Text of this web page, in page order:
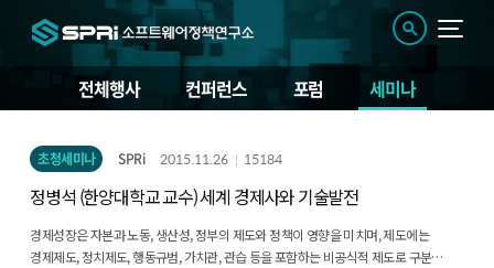
전체행사 컨퍼런스 포럼 세미나
초청세미나 SPRi 2015.11.26 15184
정병석 (한양대학교 교수) 세계 경제사와 기술발전
경제성장은 자본과 노동, 생산성, 정부의 제도와 정책이 영향을 미치며, 제도에는
경제제도, 정치제도, 행동규범, 가치관, 관습 등을 포함하는 비공식적 제도로 구분